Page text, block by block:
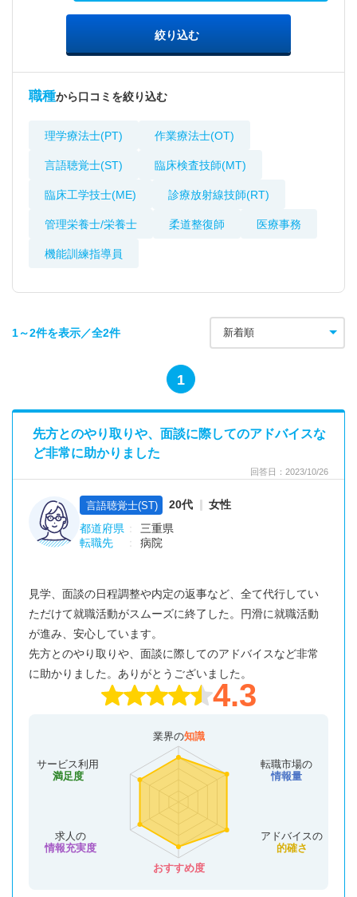
絞り込む
職種から口コミを絞り込む
理学療法士(PT) 作業療法士(OT)
言語聴覚士(ST) 臨床検査技師(MT)
臨床工学技士(ME) 診療放射線技師(RT)
管理栄養士/栄養士 柔道整復師 医療事務
機能訓練指導員
1～2件を表示／全2件
1
回答日：2023/10/26
先方とのやり取りや、面談に際してのアドバイスな
ど非常に助かりました
言語聴覚士(ST) 20代
女性
都道府県
三重県
転職先
病院
見学、面談の日程調整や内定の返事など、全て代行してい
ただけて就職活動がスムーズに終了した。円滑に就職活動
が進み、安心しています。
先方とのやり取りや、面談に際してのアドバイスなど非常
に助かりました。ありがとうございました。
4.3
業界の知識
転職市場の
情報量
アドバイスの
的確さ
おすすめ度
サービス利用
満足度
求人の
情報充実度